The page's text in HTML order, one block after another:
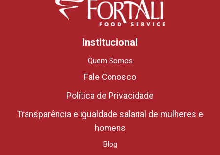
Institucional
Quem Somos
Fale Conosco
Política de Privacidade
Transparência e igualdade salarial de mulheres e
homens
Blog